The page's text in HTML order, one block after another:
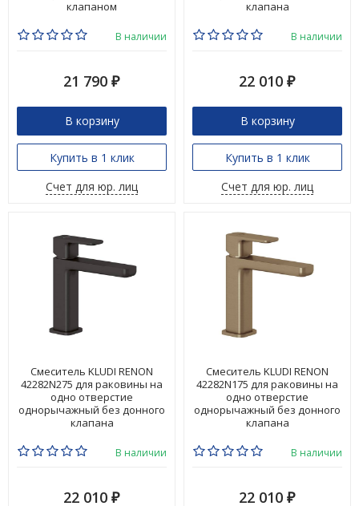
клапаном
В наличии
21 790 ₽
В корзину
Купить в 1 клик
Счет для юр. лиц
клапана
В наличии
22 010 ₽
В корзину
Купить в 1 клик
Счет для юр. лиц
Смеситель KLUDI RENON
42282N275 для раковины на
одно отверстие
однорычажный без донного
клапана
В наличии
22 010 ₽
Смеситель KLUDI RENON
42282N175 для раковины на
одно отверстие
однорычажный без донного
клапана
В наличии
22 010 ₽